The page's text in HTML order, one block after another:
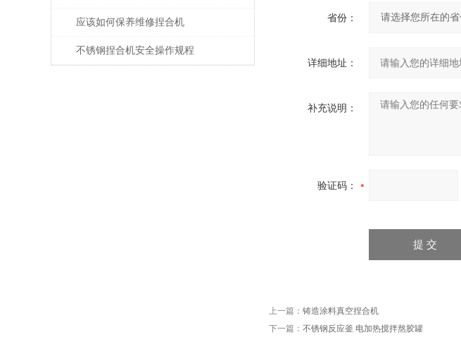
应该如何保养维修捏合机
不锈钢捏合机安全操作规程
省份：
详细地址：
补充说明：
验证码：
上一篇： 铸造涂料真空捏合机
下一篇： 不锈钢反应釜 电加热搅拌熬胶罐